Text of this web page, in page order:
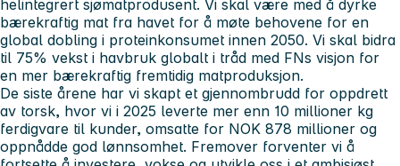
helintegrert sjømatprodusent. Vi skal være med å dyrke
bærekraftig mat fra havet for å møte behovene for en
global dobling i proteinkonsumet innen 2050. Vi skal bidra
til 75% vekst i havbruk globalt i tråd med FNs visjon for
en mer bærekraftig fremtidig matproduksjon.
De siste årene har vi skapt et gjennombrudd for oppdrett
av torsk, hvor vi i 2025 leverte mer enn 10 millioner kg
ferdigvare til kunder, omsatte for NOK 878 millioner og
oppnådde god lønnsomhet. Fremover forventer vi å